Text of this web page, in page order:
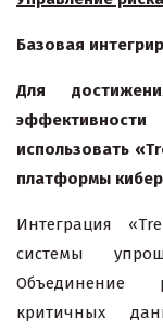
Базовая
Для
эффективности
использовать
платформы
Интеграция
системы
Объединение
критичных